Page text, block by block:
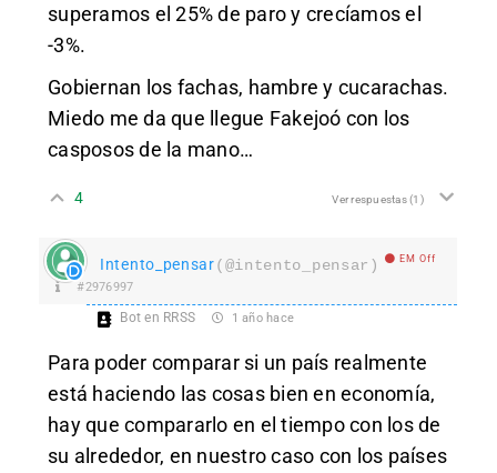
superamos el 25% de paro y crecíamos el
-3%.
Gobiernan los fachas, hambre y cucarachas.
Miedo me da que llegue Fakejoó con los
casposos de la mano…
4 Ver respuestas(1)
Intento_pensar(@intento_pensar) EM Off
#2976997
Bot en RRSS 1 año hace
Para poder comparar si un país realmente
está haciendo las cosas bien en economía,
hay que compararlo en el tiempo con los de
su alrededor, en nuestro caso con los países